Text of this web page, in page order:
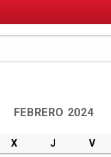
FEBRERO 2024
X J V